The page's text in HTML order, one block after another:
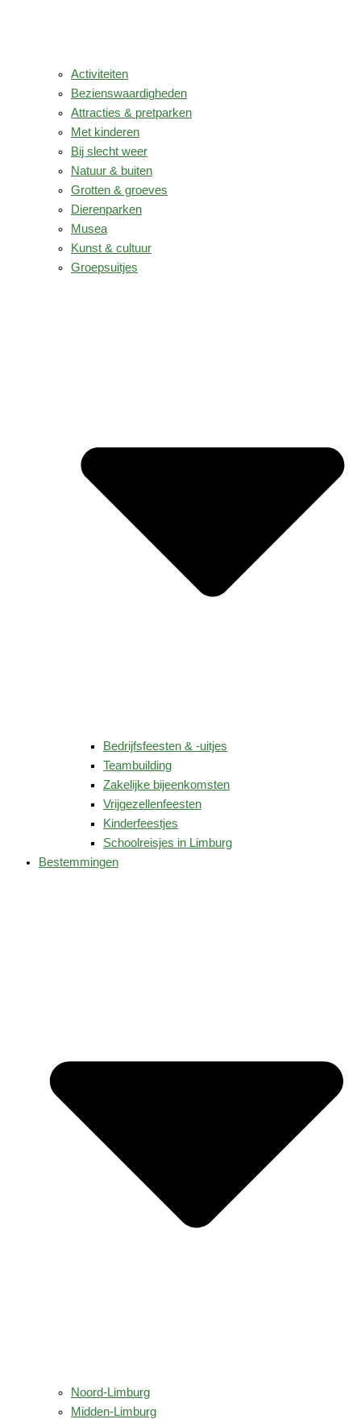
Activiteiten
Bezienswaardigheden
Attracties & pretparken
Met kinderen
Bij slecht weer
Natuur & buiten
Grotten & groeves
Dierenparken
Musea
Kunst & cultuur
Groepsuitjes
Bedrijfsfeesten & -uitjes
Teambuilding
Zakelijke bijeenkomsten
Vrijgezellenfeesten
Kinderfeestjes
Schoolreisjes in Limburg
Bestemmingen
Noord-Limburg
Midden-Limburg